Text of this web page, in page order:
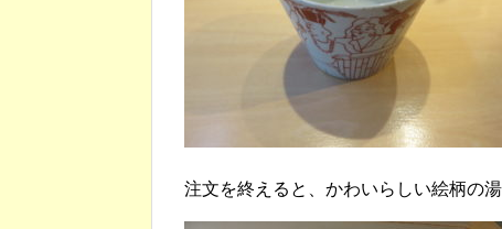
注文を終えると、かわいらしい絵柄の